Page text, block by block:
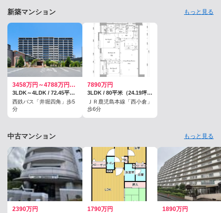
新築マンション もっと見る
3458万円～4788万円（うちモデルルーム価格4638万円、）
3LDK～4LDK / 72.45平米～91.77平米
西鉄バス「井堀四角」歩5
分
7890万円
3LDK / 80平米（24.19坪）（壁芯）
ＪＲ鹿児島本線「西小倉」
歩6分
中古マンション もっと見る
2390万円 1790万円 1890万円